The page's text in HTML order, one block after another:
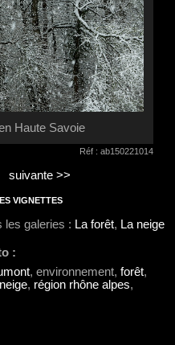
Haute Savoie
Réf : ab150221014
suivante >>
VIGNETTES
les galeries : La forêt, La neige
:
, environnement, forêt,
neige, région rhône alpes,